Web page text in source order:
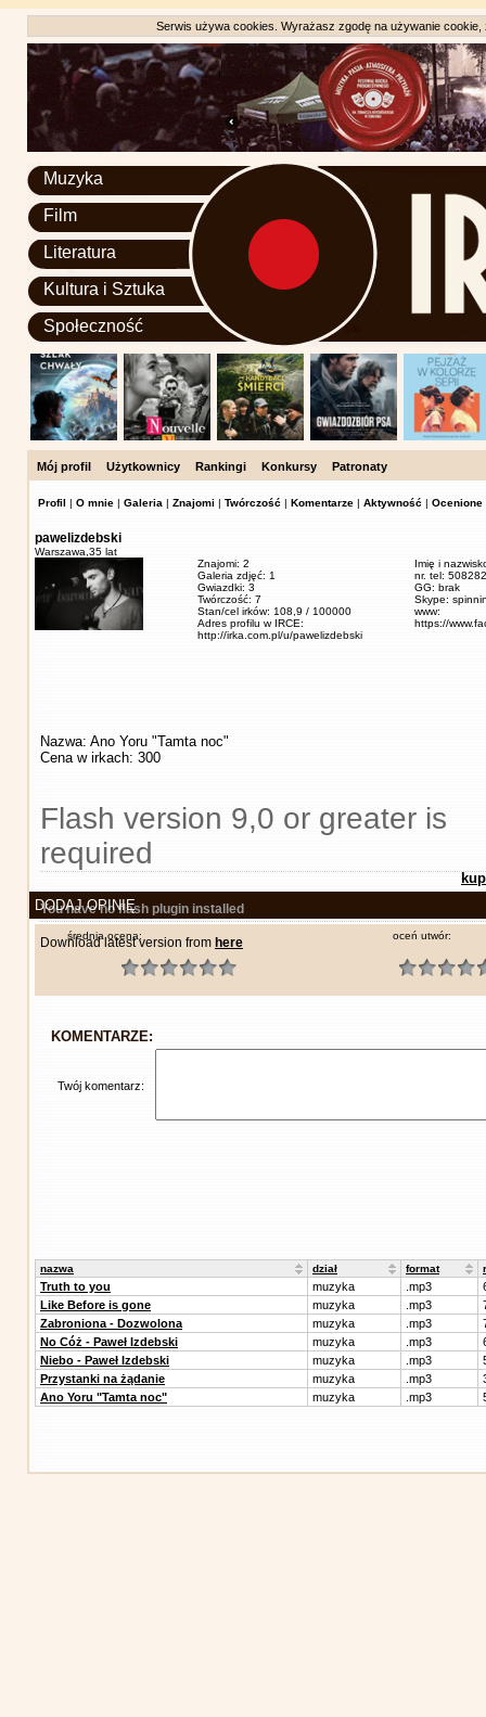
Serwis używa cookies. Wyrażasz zgodę na używanie
Muzyka
Film
Literatura
Kultura i Sztuka
Społeczność
Mój profil Użytkownicy Rankingi Konkursy Patronaty
Profil | O mnie | Galeria | Znajomi | Twórczość | Komentarze | Aktywność | Ocenione
pawelizdebski
Warszawa, 35 lat
Znajomi: 2
Galeria zdjęć: 1
Gwiazdki: 3
Twórczość: 7
Stan/cel irków: 108,9 / 100000
Adres profilu w IRCE:
http://irka.com.pl/u/pawelizdebski
Imię i
nr. tel:
GG: brak
Skype:
www:
https://
Nazwa: Ano Yoru "Tamta noc"
Cena w irkach: 300
Flash version 9,0 or greater is
required
You have no flash plugin installed
Download latest version from here
DODAJ OPINIĘ
średnia ocena: oceń utwór:
KOMENTARZE:
Twój komentarz:
nazwa dział format
Truth to you muzyka .mp3
Like Before is gone
muzyka .mp3
Zabroniona - Dozwolona
muzyka .mp3
No Cóż - Paweł Izdebski
muzyka .mp3
Niebo - Paweł Izdebski
muzyka .mp3
Przystanki na żądanie
muzyka .mp3
Ano Yoru "Tamta noc"
muzyka .mp3